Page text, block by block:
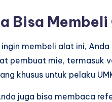
Bisa
ingin membeli alat ini,
pembuat mie, termasuk
khusus untuk pelaku
juga bisa membaca